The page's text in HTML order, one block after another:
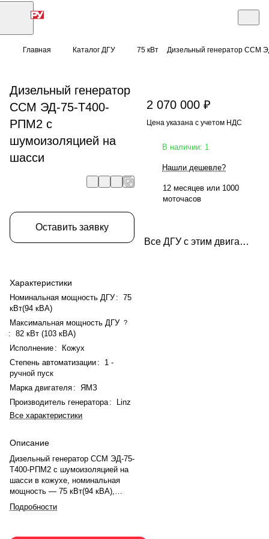
Главная Каталог ДГУ 75 кВт Дизельный генератор ССМ
Дизельный генератор
ССМ ЭД-75-Т400-
РПМ2 с
шумоизоляцией на
шасси
Оставить заявку
Характеристики
Номинальная мощность ДГУ : 75
кВт(94 кВА)
Максимальная мощность ДГУ ?
: 82 кВт (103 кВА)
Исполнение :
Кожух
Степень автоматизации :
1 -
ручной пуск
Марка двигателя :
ЯМЗ
Производитель генератора :
Linz
Все характеристики
Описание
Дизельный генератор ССМ ЭД-75-
Т400-РПМ2 с шумоизоляцией на
шасси в кожухе, номинальная
мощность — 75 кВт(94 кВА),
максимальная — 82 кВт (103
кВА). Двигатель ЯМЗ 236М2-48,
Подробности
2 070 000 ₽
Цена указана с учетом НДС
В наличии: 1
Нашли дешевле?
12 месяцев или 1000
моточасов
Все ДГУ с этим двигателем